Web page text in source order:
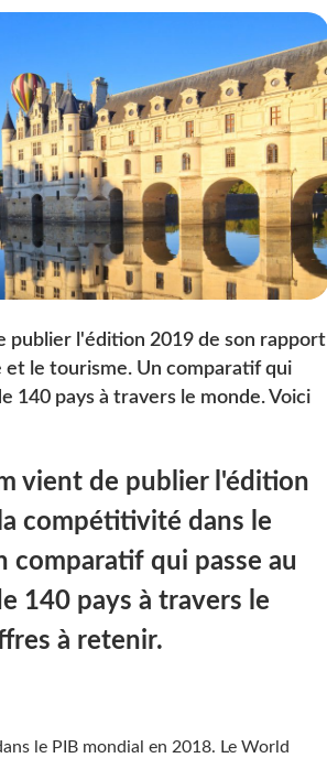
publier l'édition 2019 de son rapport
le tourisme. Un comparatif qui
140 pays à travers le monde. Voici
vient de publier l'édition
compétitivité dans le
comparatif qui passe au
140 pays à travers le
à retenir.
le PIB mondial en 2018. Le World